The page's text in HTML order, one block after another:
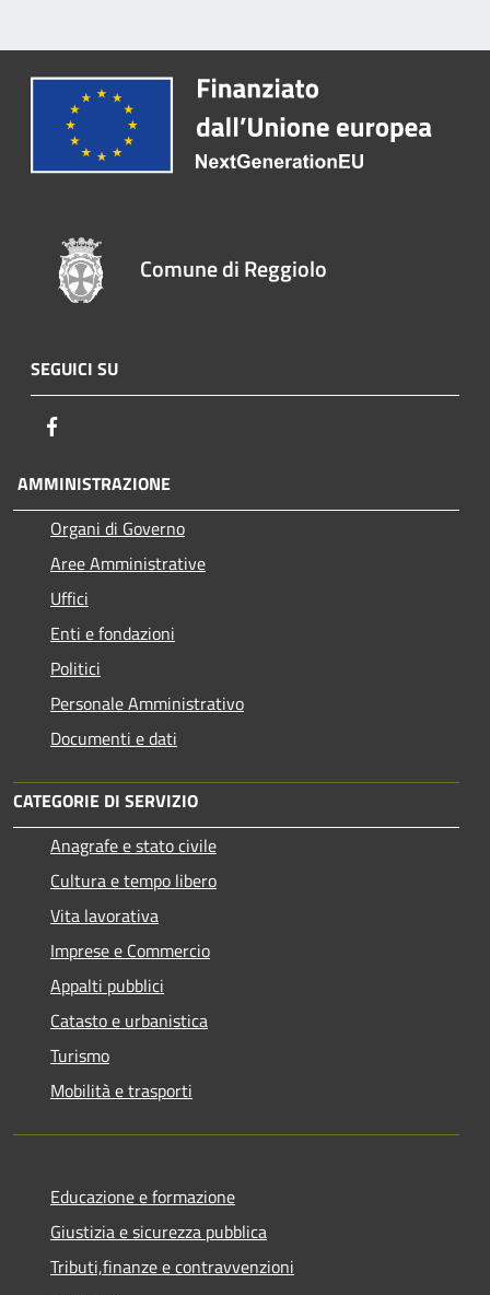
Comune di Reggiolo
SEGUICI SU
AMMINISTRAZIONE
Organi di Governo
Aree Amministrative
Uffici
Enti e fondazioni
Politici
Personale Amministrativo
Documenti e dati
CATEGORIE DI SERVIZIO
Anagrafe e stato civile
Cultura e tempo libero
Vita lavorativa
Imprese e Commercio
Appalti pubblici
Catasto e urbanistica
Turismo
Mobilità e trasporti
Educazione e formazione
Giustizia e sicurezza pubblica
Tributi,finanze e contravvenzioni